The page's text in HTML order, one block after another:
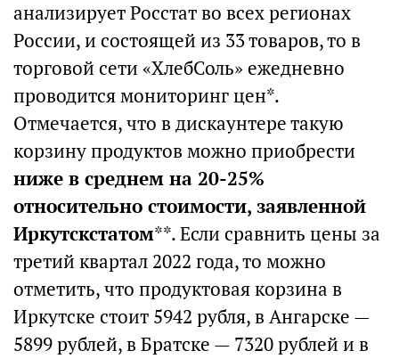
анализирует Росстат во всех регионах
России, и состоящей из 33 товаров, то в
торговой сети «ХлебСоль» ежедневно
проводится мониторинг цен*.
Отмечается, что в дискаунтере такую
корзину продуктов можно приобрести
ниже в среднем на 20-25%
относительно стоимости, заявленной
Иркутскстатом**. Если сравнить цены за
третий квартал 2022 года, то можно
отметить, что продуктовая корзина в
Иркутске стоит 5942 рубля, в Ангарске —
5899 рублей, в Братске — 7320 рублей и в